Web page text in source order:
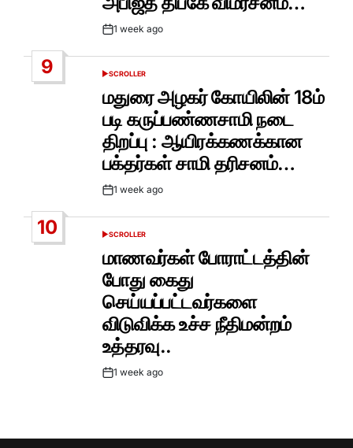
Post1 week ago
9
POSTED
SCROLLER
மதுரை அழகர் கோயிலின் 18ம்
படி கருப்பண்ணசாமி நடை
திறப்பு : ஆயிரக்கணக்கான
பக்தர்கள் சாமி தரிசனம்…
Post1 week ago
10
POSTED
SCROLLER
மாணவர்கள் போராட்டத்தின்
போது கைது
செய்யப்பட்டவர்களை
விடுவிக்க உச்ச நீதிமன்றம்
உத்தரவு..
Post1 week ago